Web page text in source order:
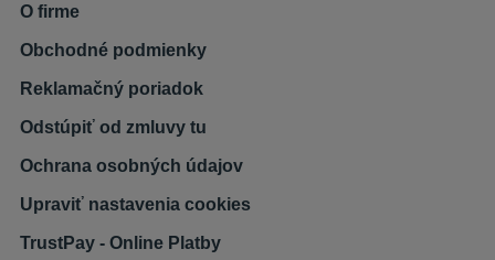
O firme
Obchodné podmienky
Reklamačný poriadok
Odstúpiť od zmluvy tu
Ochrana osobných údajov
Upraviť nastavenia cookies
TrustPay - Online Platby